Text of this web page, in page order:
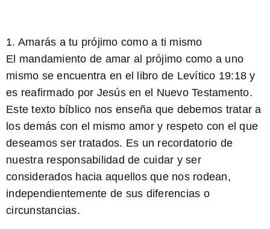
1. Amarás a tu prójimo como a ti mismo
El mandamiento de amar al prójimo como a uno
mismo se encuentra en el libro de Levítico 19:18 y
es reafirmado por Jesús en el Nuevo Testamento.
Este texto bíblico nos enseña que debemos tratar a
los demás con el mismo amor y respeto con el que
deseamos ser tratados. Es un recordatorio de
nuestra responsabilidad de cuidar y ser
considerados hacia aquellos que nos rodean,
independientemente de sus diferencias o
circunstancias.